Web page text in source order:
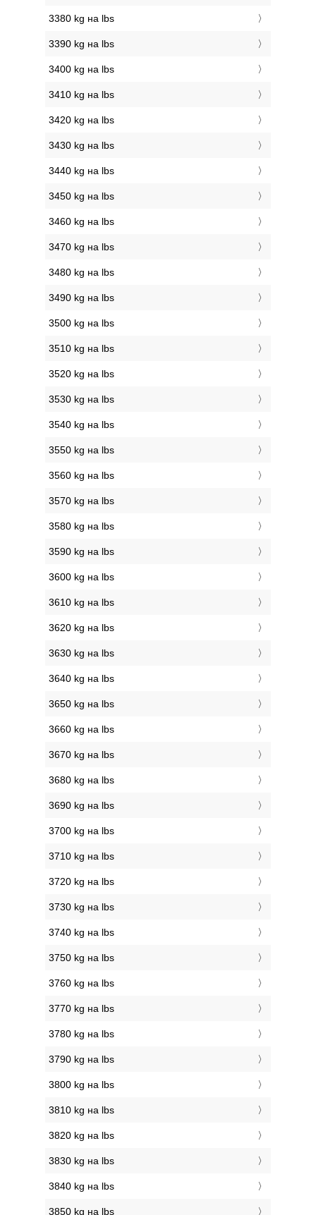
3380 kg на lbs
3390 kg на lbs
3400 kg на lbs
3410 kg на lbs
3420 kg на lbs
3430 kg на lbs
3440 kg на lbs
3450 kg на lbs
3460 kg на lbs
3470 kg на lbs
3480 kg на lbs
3490 kg на lbs
3500 kg на lbs
3510 kg на lbs
3520 kg на lbs
3530 kg на lbs
3540 kg на lbs
3550 kg на lbs
3560 kg на lbs
3570 kg на lbs
3580 kg на lbs
3590 kg на lbs
3600 kg на lbs
3610 kg на lbs
3620 kg на lbs
3630 kg на lbs
3640 kg на lbs
3650 kg на lbs
3660 kg на lbs
3670 kg на lbs
3680 kg на lbs
3690 kg на lbs
3700 kg на lbs
3710 kg на lbs
3720 kg на lbs
3730 kg на lbs
3740 kg на lbs
3750 kg на lbs
3760 kg на lbs
3770 kg на lbs
3780 kg на lbs
3790 kg на lbs
3800 kg на lbs
3810 kg на lbs
3820 kg на lbs
3830 kg на lbs
3840 kg на lbs
3850 kg на lbs